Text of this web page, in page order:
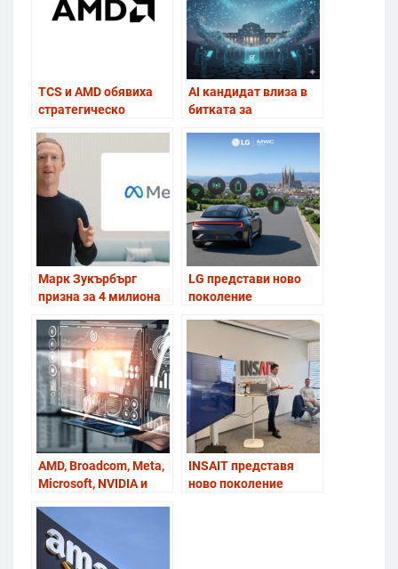
TCS и AMD обявиха
стратегическо
мащабно
разпространение на
AI решения
AI кандидат влиза в
битката за
Колумбия
Марк Зукърбърг
призна за 4 милиона
Instagram
LG представи ново
поколение
телематично
решение на MWC
Barcelona 2026
AMD, Broadcom, Meta,
Microsoft, NVIDIA и
консорциум за
отворени
спецификации при
INSAIT представя
ново поколение